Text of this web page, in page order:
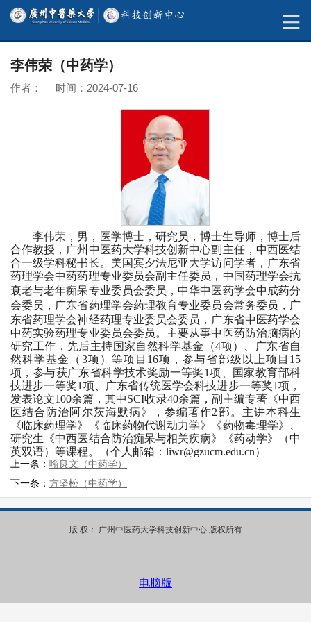
李伟荣（中药学）
作者： 时间：2024-07-16
李伟荣，男，医学博士，研究员，博士生导师，博士后
合作教授，广州中医药大学科技创新中心副主任，中西医结
合一级学科秘书长。美国宾夕法尼亚大学访问学者，广东省
药理学会中药药理专业委员会副主任委员， 中国药理学会抗
衰老与老年痴呆专业委员会委员，中华中医药学会中成药分
会委员，广东省药理学会药理教育专业委员会常务委员 ，广
东省药理学会神经药理专业委员会委员，广东省中医药学会
中药实验药理专业委员会委员。主要从事中医药防治脑病的
研究工作，先后主持国家自然科学基金（4项）、广东省自
然科学基金（3项）等项目16项，参与省部级以上项目1 5
项，参与获广东省科学技术奖励一等奖1项、国家教育部科
技进步一等奖1项、广东省传统医学会科技进步一等奖1项，
发表论文100余篇，其中SCI收录40余篇，副主编专著《中西
医结合防治阿尔茨海默病》，参编著作2部。主讲本科生
《临床药理学》《临床药物代谢动力学》《药物毒理学》、
研究生《中西医结合防治痴呆与相关疾病》《药动学》（中
英双语）等课程。（个人邮箱：liwr@gzucm.edu.cn）
上一条： 喻良文（中药学）
下一条： 方坚松（中药学）
版 权： 广州中医药大学科技创新中心 版权所有
电脑版